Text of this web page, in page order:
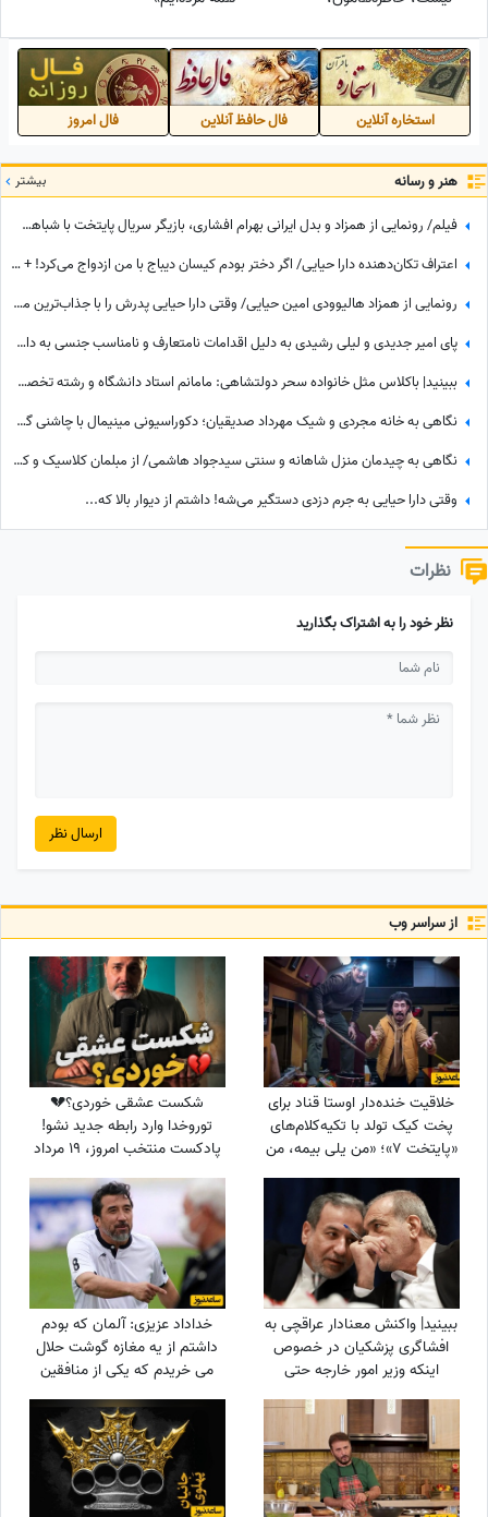
دوسشون داریم
استخاره آنلاین فال حافظ آنلاین فال امروز
هنر و رسانه بیشتر
فیلم/ رونمایی از همزاد و بدل ایرانی بهرام افشاری، بازیگر سریال پایتخت با شباهت صددرصدی/ اصلا قابل تشخیص نیست!
اعتراف تکان‌دهنده دارا حیایی/ اگر دختر بودم کیسان دیباج با من ازدواج می‌کرد! + فیلم
رونمایی از همزاد هالیوودی امین حیایی/ وقتی دارا حیایی پدرش را با جذاب‌ترین مردان دنیا مقایسه می‌کند!
پای امیر جدیدی و لیلی رشیدی به دلیل اقدامات نامتعارف و نامناسب جنسی به دادگاه باز شد! حکم 4 سال و 3 ماه حبس در انتظار متهمان فیلم ممنوعه!+عکس
ببینید| باکلاس مثل خانواده سحر دولتشاهی: مامانم استاد دانشگاه و رشته تخصصیش شنا هست منم خودم...
نگاهی به خانه مجردی و شیک مهرداد صدیقیان؛ دکوراسیونی مینیمال با چاشنی گل و گیاه و حال‌وهوای اروپایی + عکس
نگاهی به چیدمان منزل شاهانه و سنتی سیدجواد هاشمی/ از مبلمان کلاسیک و کابینت‌های مدرن آشپزخانه تا تابلوی هنری
وقتی دارا حیایی به جرم دزدی دستگیر می‌شه! داشتم از دیوار بالا که...
نظرات
نظر خود را به اشتراک بگذارید
ارسال نظر
از سراسر وب
خلاقیت خنده‌دار اوستا قناد برای
پخت کیک تولد با تکیه‌کلام‌های
«پایتخت 7»؛ «من یلی بیمه، من
جنگی بیمه!» + فیلم
شکست عشقی خوردی؟💔
توروخدا وارد رابطه جدید نشو!
پادکست منتخب امروز، 19 مرداد
1405؛ امیرمحمدزند پیغام مهمی
برات داره
ببینید| واکنش معنادار عراقچی به
افشاگری پزشکیان در خصوص
اینکه وزیر امور خارجه حتی
ساعت 2 نصف شب هم گوشی
به دست است!
خداداد عزیزی: آلمان که بودم
داشتم از یه مغازه گوشت حلال
می خریدم که یکی از منافقین
اومد گفت تو رو ترور می کنیم